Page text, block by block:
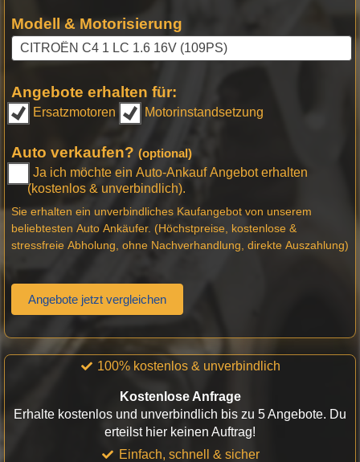
Modell & Motorisierung
Angebote erhalten für:
Ersatzmotoren Motorinstandsetzung
Auto verkaufen? (optional)
Ja ich möchte ein Auto-Ankauf Angebot erhalten
(kostenlos & unverbindlich).
Sie erhalten ein unverbindliches Kaufangebot von unserem
beliebtesten Auto Ankäufer. (Höchstpreise, kostenlose &
stressfreie Abholung, ohne Nachverhandlung, direkte Auszahlung)
Angebote jetzt vergleichen
100% kostenlos & unverbindlich
Kostenlose Anfrage
Erhalte kostenlos und unverbindlich bis zu 5 Angebote. Du
erteilst hier keinen Auftrag!
Einfach, schnell & sicher